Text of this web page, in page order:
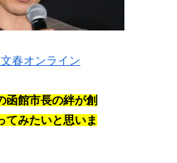
春オンライン
函館市長の絆が創
てみたいと思いま